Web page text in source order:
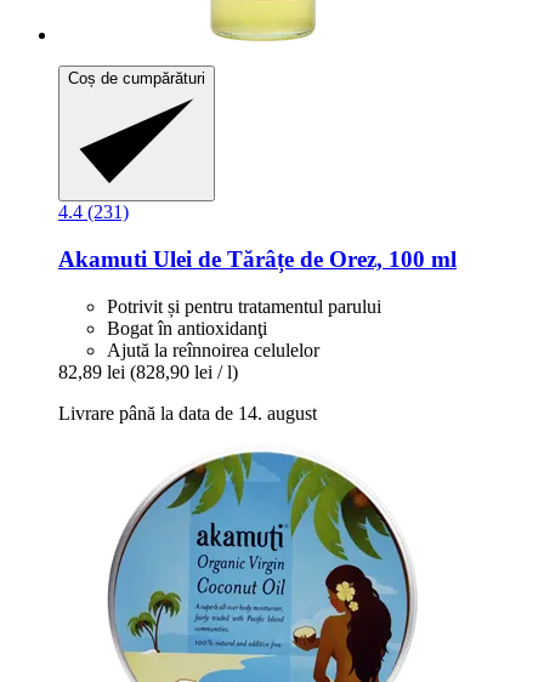
Coș de cumpărături
4.4 (231)
Akamuti Ulei de Tărâțe de Orez, 100 ml
Potrivit și pentru tratamentul parului
Bogat în antioxidanţi
Ajută la reînnoirea celulelor
82,89 lei (828,90 lei / l)
Livrare până la data de 14. august